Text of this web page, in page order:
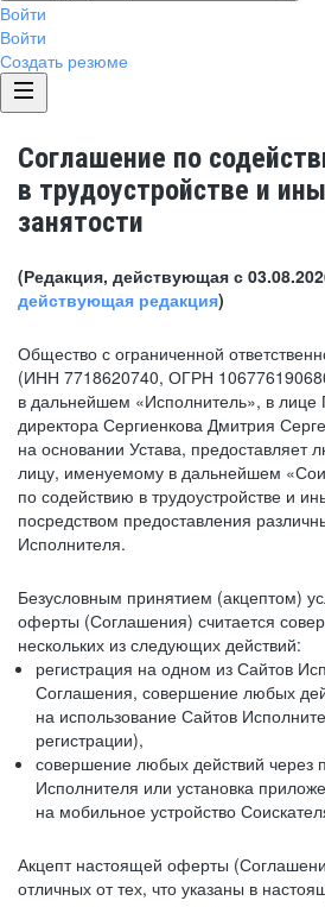
Войти
Войти
Создать резюме
Соглашение по
в трудоустройстве и
занятости
(Редакция, действующая с
действующая редакция)
Общество с ограниченной
(ИНН 7718620740, ОГРН
в дальнейшем «Исполнитель», в лице
директора Сергиенкова Дмитрия
на основании Устава, предоставляет
лицу, именуемому в дальнейшем
по содействию в трудоустройстве и
посредством предоставления
Исполнителя.
Безусловным принятием (акцептом)
оферты (Соглашения) считается
нескольких из следующих действий:
регистрация на одном из Сайтов
Соглашения, совершение любых
на использование Сайтов
регистрации),
совершение любых действий через
Исполнителя или установка
на мобильное устройство
Акцепт настоящей оферты
отличных от тех, что указаны в